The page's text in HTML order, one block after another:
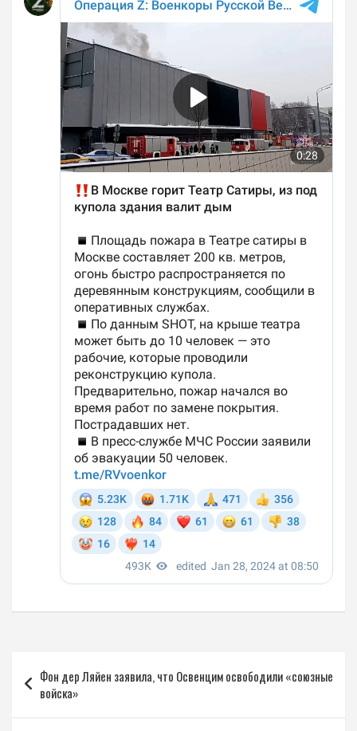
Навигация
по
записям
Фон дер Ляйен заявила, что Освенцим освободили «союзные
войска»